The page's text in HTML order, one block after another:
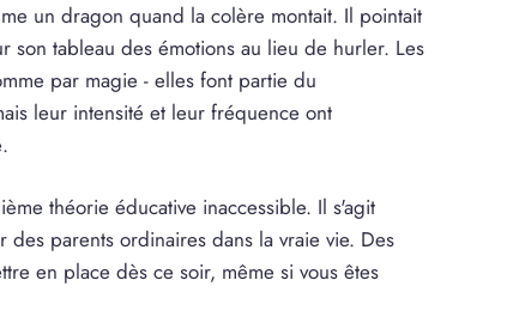
un dragon quand la colère montait. Il pointait
son tableau des émotions au lieu de hurler. Les
par magie - elles font partie du
leur intensité et leur fréquence ont
théorie éducative inaccessible. Il s'agit
des parents ordinaires dans la vraie vie. Des
en place dès ce soir, même si vous êtes